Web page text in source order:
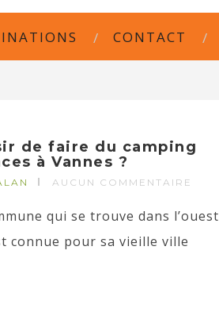
CONTACT
de faire du camping
à Vannes ?
AUCUN COMMENTAIRE
qui se trouve dans l’ouest
connue pour sa vieille ville